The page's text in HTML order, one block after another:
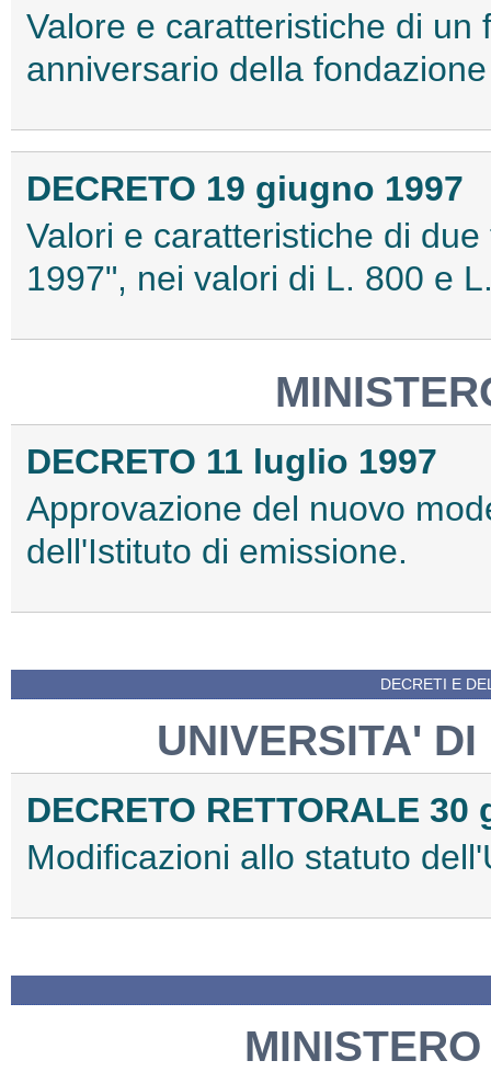
Valore e caratteristiche di
anniversario della
DECRETO 19 giugno 1997
Valori e caratteristiche di
1997", nei valori di L. 800 e
DECRETO 11 luglio 1997
Approvazione del nuovo
dell'Istituto di emissione.
DECRETI E
UNIVERSITA'
DECRETO RETTORALE
Modificazioni allo statuto